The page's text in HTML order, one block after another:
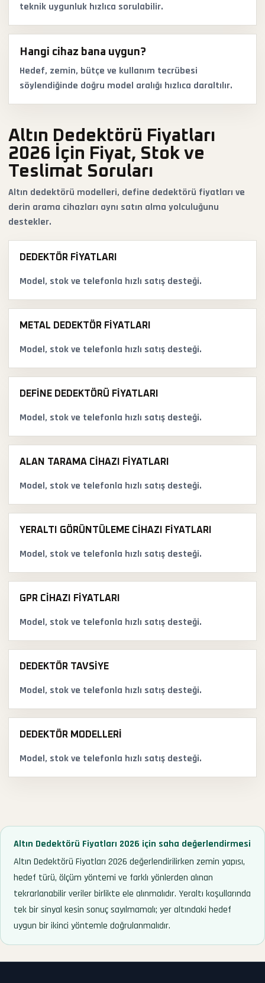
teknik uygunluk hızlıca sorulabilir.
Hangi cihaz bana uygun?
Hedef, zemin, bütçe ve kullanım tecrübesi
söylendiğinde doğru model aralığı hızlıca daraltılır.
Altın Dedektörü Fiyatları
2026 İçin Fiyat, Stok ve
Teslimat Soruları
Altın dedektörü modelleri, define dedektörü fiyatları ve
derin arama cihazları aynı satın alma yolculuğunu
destekler.
DEDEKTÖR FIYATLARI
Model, stok ve telefonla hızlı satış desteği.
METAL DEDEKTÖR FIYATLARI
Model, stok ve telefonla hızlı satış desteği.
DEFINE DEDEKTÖRÜ FIYATLARI
Model, stok ve telefonla hızlı satış desteği.
ALAN TARAMA CIHAZI FIYATLARI
Model, stok ve telefonla hızlı satış desteği.
YERALTI GÖRÜNTÜLEME CIHAZI FIYATLARI
Model, stok ve telefonla hızlı satış desteği.
GPR CIHAZI FIYATLARI
Model, stok ve telefonla hızlı satış desteği.
DEDEKTÖR TAVSIYE
Model, stok ve telefonla hızlı satış desteği.
DEDEKTÖR MODELLERI
Model, stok ve telefonla hızlı satış desteği.
Altın Dedektörü Fiyatları 2026 için saha değerlendirmesi
Altın Dedektörü Fiyatları 2026 değerlendirilirken zemin yapısı,
hedef türü, ölçüm yöntemi ve farklı yönlerden alınan
tekrarlanabilir veriler birlikte ele alınmalıdır. Yeraltı koşullarında
tek bir sinyal kesin sonuç sayılmamalı; yer altındaki hedef
uygun bir ikinci yöntemle doğrulanmalıdır.